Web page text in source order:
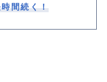
間続く！